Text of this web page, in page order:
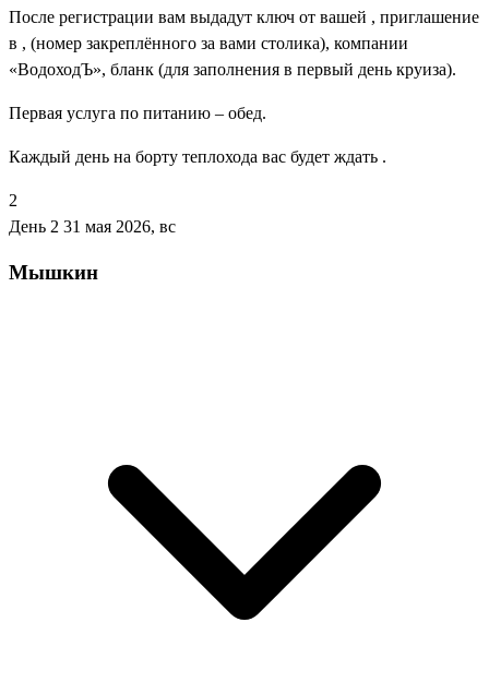
После регистрации вам выдадут ключ от вашей , приглашение
в , (номер закреплённого за вами столика), компании
«ВодоходЪ», бланк (для заполнения в первый день круиза).
Первая услуга по питанию – обед.
Каждый день на борту теплохода вас будет ждать .
2
День 2 31 мая 2026, вс
Мышкин